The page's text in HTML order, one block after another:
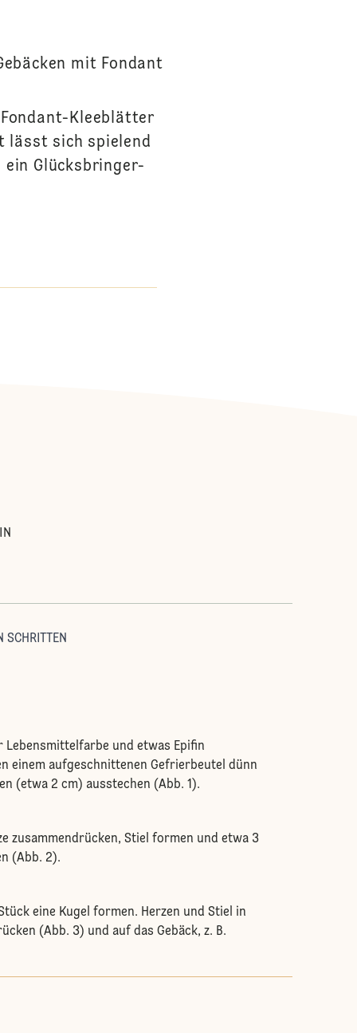
mit Fondant
Kleeblätter
lässt sich spielend
ein Glücksbringer-
SCHRITTEN
Lebensmittelfarbe und etwas Epifin
einem aufgeschnittenen Gefrierbeutel dünn
(etwa 2 cm) ausstechen (Abb. 1).
zusammendrücken, Stiel formen und etwa 3
(Abb. 2).
eine Kugel formen. Herzen und Stiel in
(Abb. 3) und auf das Gebäck, z. B.